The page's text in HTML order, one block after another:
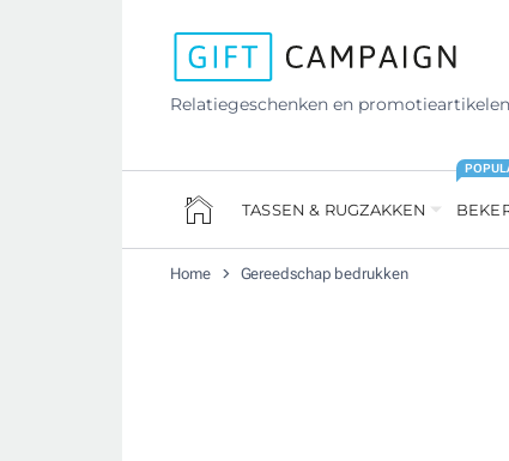
Relatiegeschenken en promotieartikelen
TASSEN & RUGZAKKEN
Home Gereedschap bedrukken